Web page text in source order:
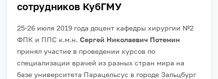
сотрудников КубГМУ
25-26 июля 2019 года доцент кафедры хирургии №2
ФПК и ППС к.м.н. Сергей Николаевич Потемин
принял участие в проведении курсов по
специализации врачей из разных стран мира на
базе университета Парацельсус в городе Зальцбург